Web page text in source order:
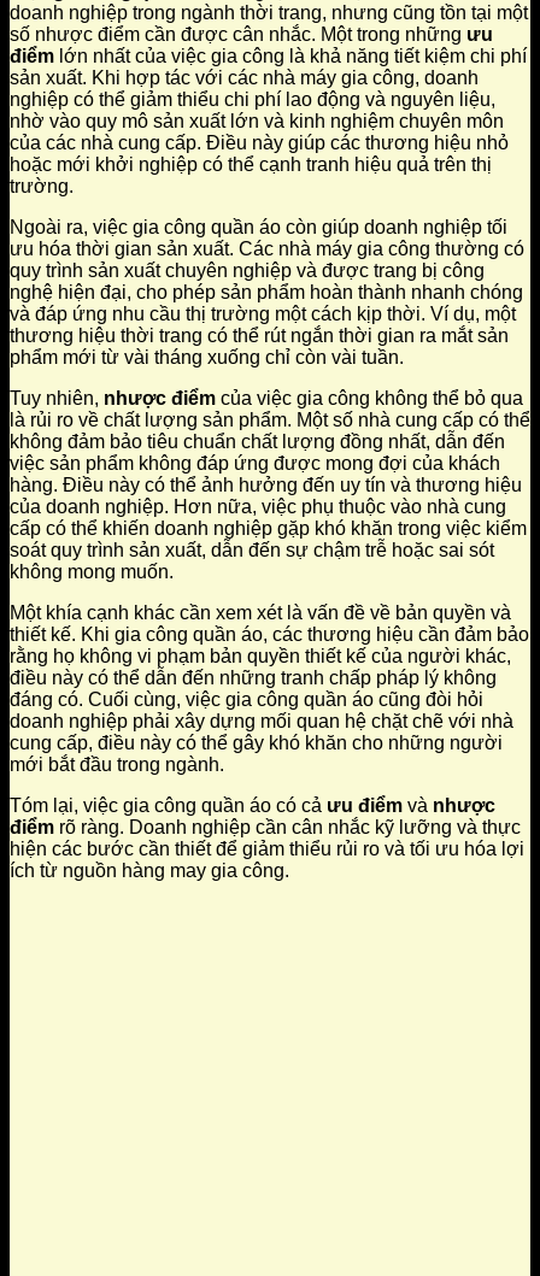
doanh nghiệp trong ngành thời trang, nhưng cũng tồn tại một
số nhược điểm cần được cân nhắc. Một trong những ưu
điểm lớn nhất của việc gia công là khả năng tiết kiệm chi phí
sản xuất. Khi hợp tác với các nhà máy gia công, doanh
nghiệp có thể giảm thiểu chi phí lao động và nguyên liệu,
nhờ vào quy mô sản xuất lớn và kinh nghiệm chuyên môn
của các nhà cung cấp. Điều này giúp các thương hiệu nhỏ
hoặc mới khởi nghiệp có thể cạnh tranh hiệu quả trên thị
trường.
Ngoài ra, việc gia công quần áo còn giúp doanh nghiệp tối
ưu hóa thời gian sản xuất. Các nhà máy gia công thường có
quy trình sản xuất chuyên nghiệp và được trang bị công
nghệ hiện đại, cho phép sản phẩm hoàn thành nhanh chóng
và đáp ứng nhu cầu thị trường một cách kịp thời. Ví dụ, một
thương hiệu thời trang có thể rút ngắn thời gian ra mắt sản
phẩm mới từ vài tháng xuống chỉ còn vài tuần.
Tuy nhiên, nhược điểm của việc gia công không thể bỏ qua
là rủi ro về chất lượng sản phẩm. Một số nhà cung cấp có thể
không đảm bảo tiêu chuẩn chất lượng đồng nhất, dẫn đến
việc sản phẩm không đáp ứng được mong đợi của khách
hàng. Điều này có thể ảnh hưởng đến uy tín và thương hiệu
của doanh nghiệp. Hơn nữa, việc phụ thuộc vào nhà cung
cấp có thể khiến doanh nghiệp gặp khó khăn trong việc kiểm
soát quy trình sản xuất, dẫn đến sự chậm trễ hoặc sai sót
không mong muốn.
Một khía cạnh khác cần xem xét là vấn đề về bản quyền và
thiết kế. Khi gia công quần áo, các thương hiệu cần đảm bảo
rằng họ không vi phạm bản quyền thiết kế của người khác,
điều này có thể dẫn đến những tranh chấp pháp lý không
đáng có. Cuối cùng, việc gia công quần áo cũng đòi hỏi
doanh nghiệp phải xây dựng mối quan hệ chặt chẽ với nhà
cung cấp, điều này có thể gây khó khăn cho những người
mới bắt đầu trong ngành.
Tóm lại, việc gia công quần áo có cả ưu điểm và nhược
điểm rõ ràng. Doanh nghiệp cần cân nhắc kỹ lưỡng và thực
hiện các bước cần thiết để giảm thiểu rủi ro và tối ưu hóa lợi
ích từ nguồn hàng may gia công.